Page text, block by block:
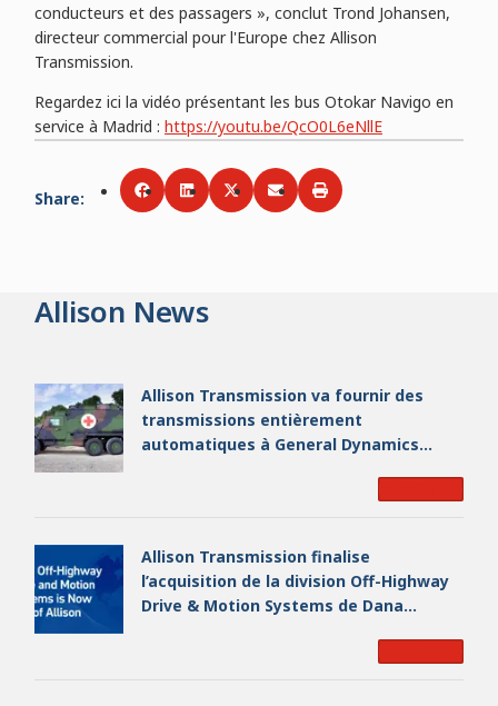
conducteurs et des passagers », conclut Trond Johansen,
directeur commercial pour l'Europe chez Allison
Transmission.
Regardez ici la vidéo présentant les bus Otokar Navigo en
service à Madrid : https://youtu.be/QcO0L6eNllE
Share: Share viaFacebook
Share viaLinkedIn
Share viaTwitter
Share viaEmail
Print
Allison News
Allison Transmission va fournir des
transmissions entièrement
automatiques à General Dynamics
Allison Transmission finalise
l’acquisition de la division Off-Highway
Drive & Motion Systems de Dana